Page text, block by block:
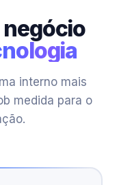
negócio
interno mais
medida para o